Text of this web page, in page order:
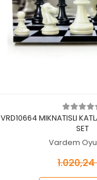
Sepete
VRD10664 MIKNATISLI
SET
Vardem
1.020,24